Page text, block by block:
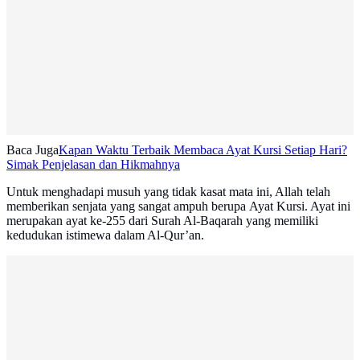
Baca JugaKapan Waktu Terbaik Membaca Ayat Kursi Setiap Hari?
Simak Penjelasan dan Hikmahnya
Untuk menghadapi musuh yang tidak kasat mata ini, Allah telah
memberikan senjata yang sangat ampuh berupa Ayat Kursi. Ayat ini
merupakan ayat ke-255 dari Surah Al-Baqarah yang memiliki
kedudukan istimewa dalam Al-Qur’an.